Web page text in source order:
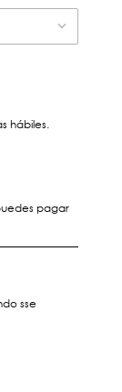
hábiles.
pagar
sse